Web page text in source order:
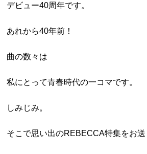
デビュー40周年です。
あれから40年前！
曲の数々は
私にとって青春時代の一コマです。
しみじみ。
そこで思い出のREBECCA特集をお送